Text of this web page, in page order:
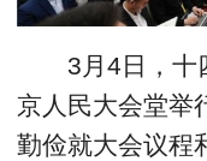
3月4日，十
京人民大会堂举
勤俭就大会议程